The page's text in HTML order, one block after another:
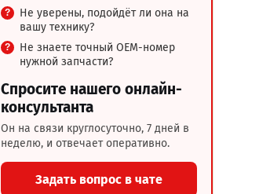
Не уверены, подойдёт ли она на
вашу технику?
Не знаете точный OEM-номер
нужной запчасти?
Спросите нашего онлайн-
консультанта
Он на связи круглосуточно, 7 дней в
неделю, и отвечает оперативно.
Задать вопрос в чате